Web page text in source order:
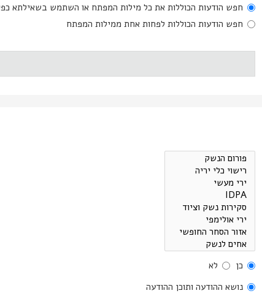
חפש הודעות הכוללות את כל מילות המפתח או השתמש בשאילתא
חפש הודעות הכוללות לפחות אחת ממילות המפתח
כן
לא
נושא ההודעה ותוכן ההודעה